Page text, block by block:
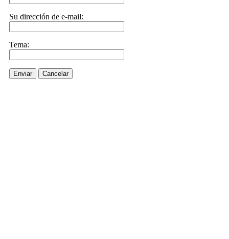
Su dirección de e-mail:
Tema:
Enviar Cancelar